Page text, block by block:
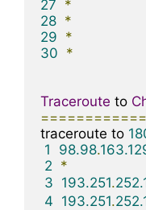
27 *
28 *
29 *
30 *
Traceroute to
traceroute to
1
98.98.
2 *
3 193.251.
4 193.251.